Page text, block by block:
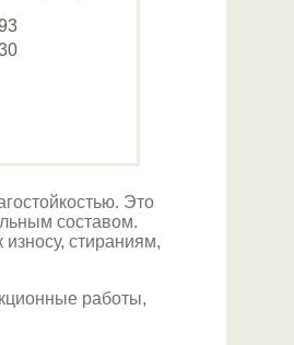
Это
составом.
стираниям,
работы,